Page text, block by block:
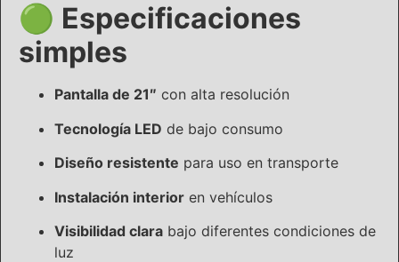
🟢 Especificaciones
simples
Pantalla de 21″ con alta resolución
Tecnología LED de bajo consumo
Diseño resistente para uso en transporte
Instalación interior en vehículos
Visibilidad clara bajo diferentes condiciones de
luz